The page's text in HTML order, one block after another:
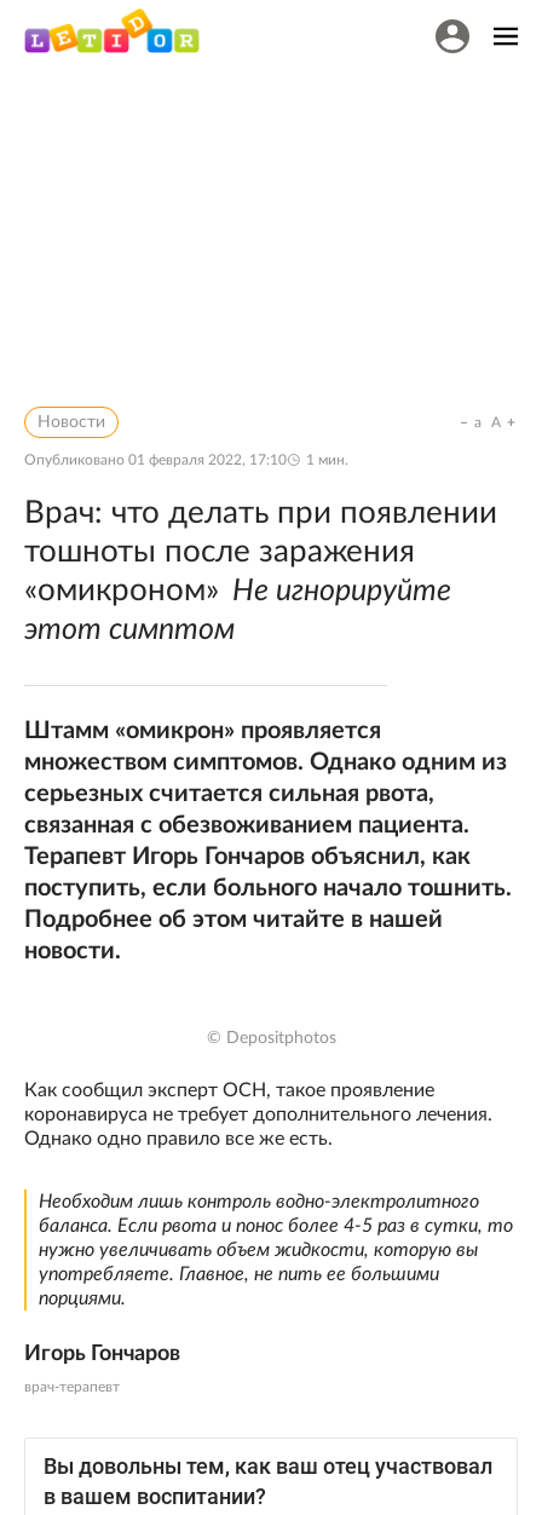
Новости
Опубликовано 01 февраля 2022, 17:10 1 мин.
a A
Врач: что делать при появлении
тошноты после заражения
«омикроном» Не игнорируйте
этот симптом
Штамм «омикрон» проявляется
множеством симптомов. Однако одним из
серьезных считается сильная рвота,
связанная с обезвоживанием пациента.
Терапевт Игорь Гончаров объяснил, как
поступить, если больного начало тошнить.
Подробнее об этом читайте в нашей
новости.
© Depositphotos
Как сообщил эксперт ОСН, такое проявление
коронавируса не требует дополнительного лечения.
Однако одно правило все же есть.
Необходим лишь контроль водно-электролитного
баланса. Если рвота и понос более 4-5 раз в сутки, то
нужно увеличивать объем жидкости, которую вы
употребляете. Главное, не пить ее большими
порциями.
Игорь Гончаров
врач-терапевт